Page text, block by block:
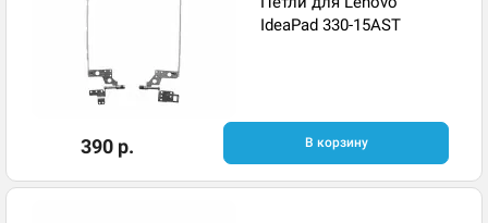
IdeaPad 330-15AST
390 р. В корзину